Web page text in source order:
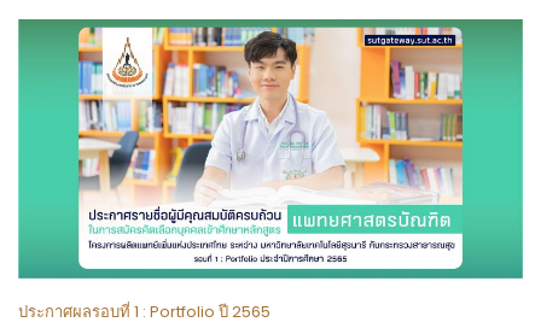
ประกาศผลรอบที่ 1 : Portfolio ปี 2565